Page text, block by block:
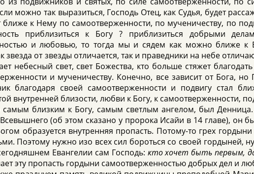
можно так выразиться, Господь Отец, как Судья, будет
ближе к Нему по самоотверженности, по мученичеству, по
приблизиться к Богу ? приблизиться добрыми
и любовью, то тогда мы и сядем как можно ближе
звезда от звезды отличается, так и праведники на небе
небесный свет, свет Божества, кто больше стяжет
и мученичеству. Конечно, все зависит от Бога, но
благодаря своей самоотверженности и подвигу стал
внутренней близости, любви к Богу, к самоотверженности,
близким к Богу, самым светлым ангелом, был
(об этом сказано у пророка Исайи в 14 главе), он
образуется внутренняя пропасть. Потому-то грех
Поэтому нужно изо всех сил бороться со своей гордыней,
Евангелии сам Господь: кто хочет быть первым,
эту пропасть гордыни самоотверженностью добрых дел и